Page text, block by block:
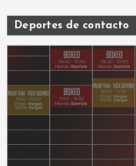
Deportes de contacto